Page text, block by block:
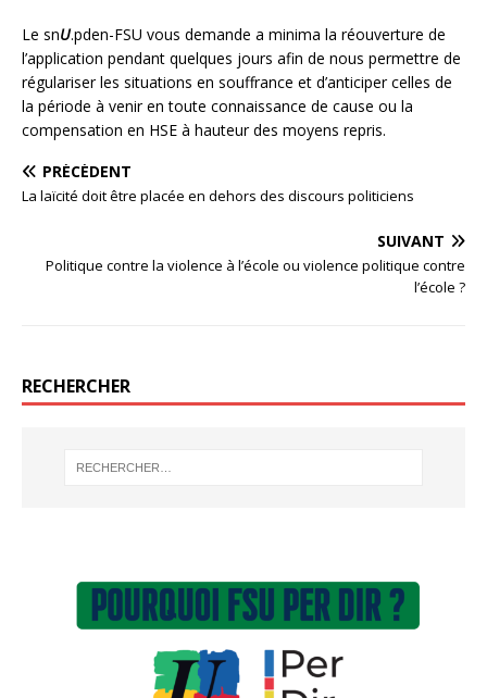
Le snU.pden-FSU vous demande a minima la réouverture de
l’application pendant quelques jours afin de nous permettre de
régulariser les situations en souffrance et d’anticiper celles de
la période à venir en toute connaissance de cause ou la
compensation en HSE à hauteur des moyens repris.
PRÉCÉDENT
La laïcité doit être placée en dehors des discours politiciens
SUIVANT
Politique contre la violence à l’école ou violence politique contre
l’école ?
RECHERCHER